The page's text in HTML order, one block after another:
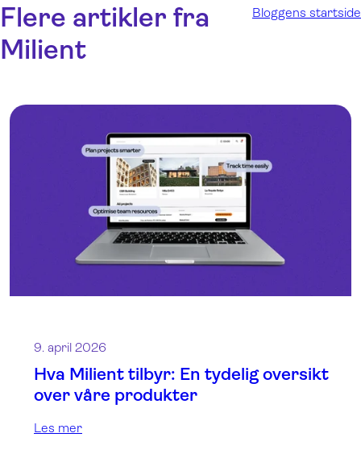
Flere artikler fra
Milient
Bloggens startside
9. april 2026
Hva Milient tilbyr: En tydelig oversikt
over våre produkter
Les mer